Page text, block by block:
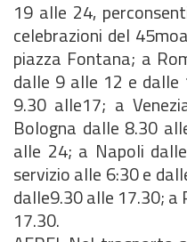
19 alle 24,
celebrazioni del
piazza Fontana; a
dalle 9 alle 12 e dalle
9.30 alle17; a
Bologna dalle 8.30
alle 24; a Napoli
servizio alle 6:30 e
dalle9.30 alle 17.30; a
17.30.